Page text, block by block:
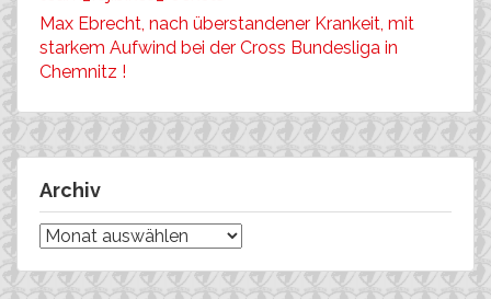
Max Ebrecht, nach überstandener Krankeit, mit
starkem Aufwind bei der Cross Bundesliga in
Chemnitz !
Archiv
Archiv